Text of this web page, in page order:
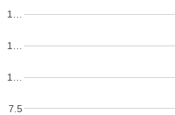
7.5
1…
1…
1…